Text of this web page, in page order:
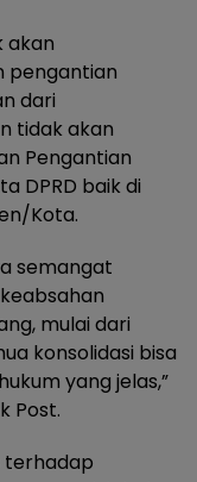
akan
pengantian
dari
tidak akan
Pengantian
DPRD baik di
Kota.
semangat
mulai dari
konsolidasi bisa
yang jelas,”
Post.
terhadap